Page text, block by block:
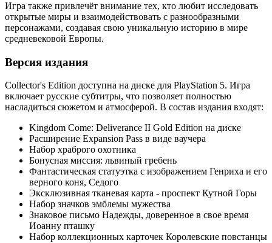
Игра также привлечёт внимание тех, кто любит исследовать
открытые миры и взаимодействовать с разнообразными
персонажами, создавая свою уникальную историю в мире
средневековой Европы.
Версия издания
Collector's Edition доступна на диске для PlayStation 5. Игра
включает русские субтитры, что позволяет полностью
насладиться сюжетом и атмосферой. В состав издания входят:
Kingdom Come: Deliverance II Gold Edition на диске
Расширение Expansion Pass в виде ваучера
Набор храброго охотника
Бонусная миссия: львиный гребень
Фантастическая статуэтка с изображением Генриха и его
верного коня, Седого
Эксклюзивная тканевая карта - проспект Кутной Горы
Набор значков эмблемы мужества
Знаковое письмо Надежды, доверенное в свое время
Иоанну пташку
Набор коллекционных карточек Королевские повстанцы